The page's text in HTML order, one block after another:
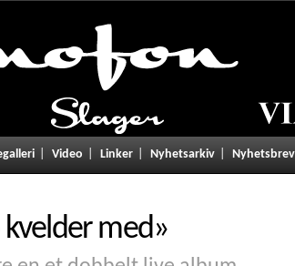
Video Linker Nyhetsarkiv Nyhetsbrev
kvelder med»